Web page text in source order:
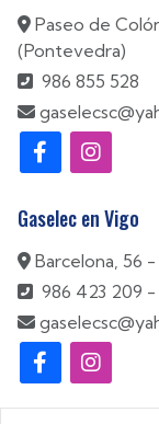
Paseo de
(Pontevedra)
986 855 528
Gaselec en Vigo
Barcelona, 56
986 423 209 -